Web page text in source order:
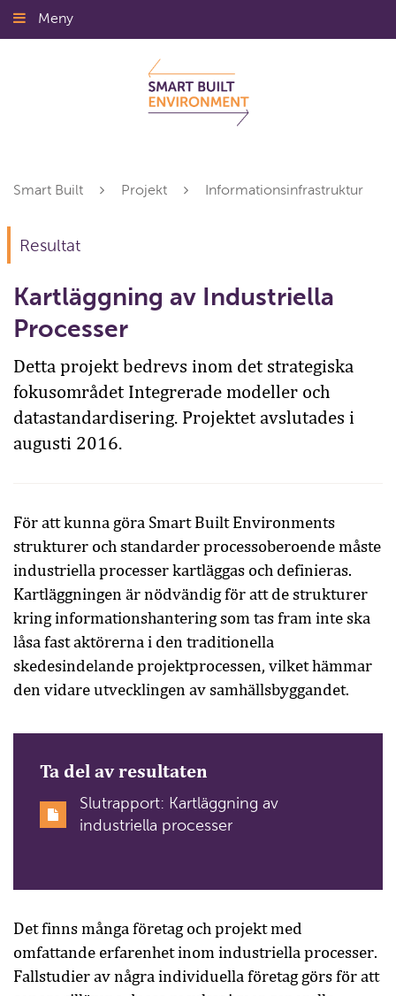
Gå
till
Meny
Smart Built Projekt Informationsinfrastruktur
Resultat
Kartläggning av Industriella
Processer
Detta projekt bedrevs inom det strategiska
fokusområdet Integrerade modeller och
datastandardisering. Projektet avslutades i
augusti 2016.
För att kunna göra Smart Built Environments
strukturer och standarder processoberoende måste
industriella processer kartläggas och definieras.
Kartläggningen är nödvändig för att de strukturer
kring informationshantering som tas fram inte ska
låsa fast aktörerna i den traditionella
skedesindelande projektprocessen, vilket hämmar
den vidare utvecklingen av samhällsbyggandet.
Ta del av resultaten
Slutrapport: Kartläggning av
industriella processer
Det finns många företag och projekt med
omfattande erfarenhet inom industriella processer.
Fallstudier av några individuella företag görs för att